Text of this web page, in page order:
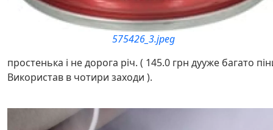
575426_3.jpeg
простенька і не дорога річ. ( 145.0 грн дууже багато
Використав в чотири заходи ).